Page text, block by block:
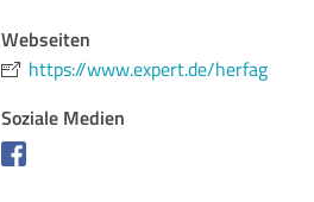
Webseiten
https://www.expert.de/herfag
Soziale Medien